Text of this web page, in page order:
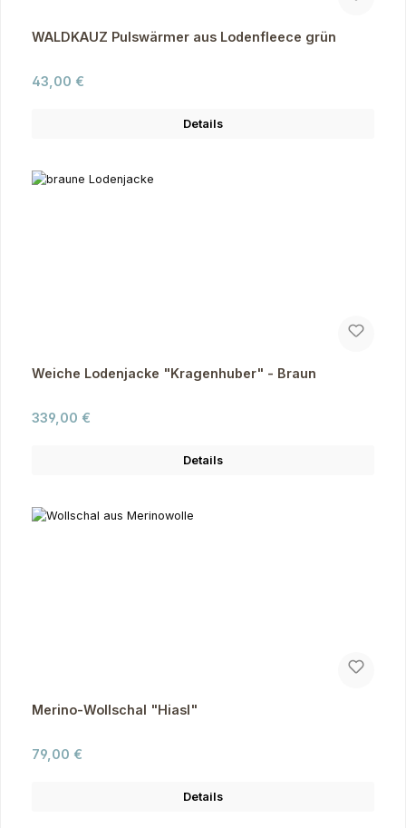
WALDKAUZ Pulswärmer aus Lodenfleece grün
Regulärer Preis:
43,00 €
Details
Weiche Lodenjacke "Kragenhuber" - Braun
Regulärer Preis:
339,00 €
Details
Merino-Wollschal "Hiasl"
Regulärer Preis:
79,00 €
Details